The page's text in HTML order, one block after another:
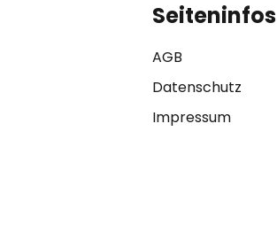
Seiteninfos
AGB
Datenschutz
Impressum